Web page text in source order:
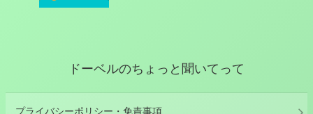
ドーベルのちょっと聞いてって
プライバシーポリシー・免責事項